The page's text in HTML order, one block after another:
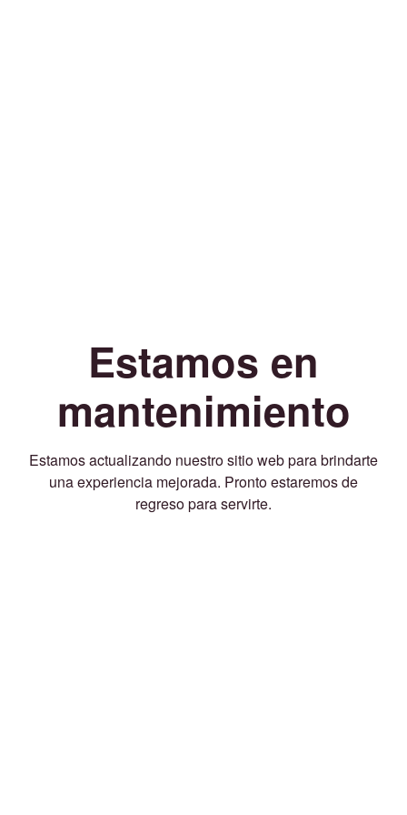
Estamos en
mantenimiento
Estamos actualizando nuestro sitio web para brindarte
una experiencia mejorada. Pronto estaremos de
regreso para servirte.